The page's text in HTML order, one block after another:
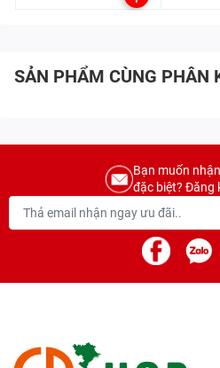
SẢN PHẨM CÙNG PHÂN
Bạn muốn
đặc biệt? Đăng